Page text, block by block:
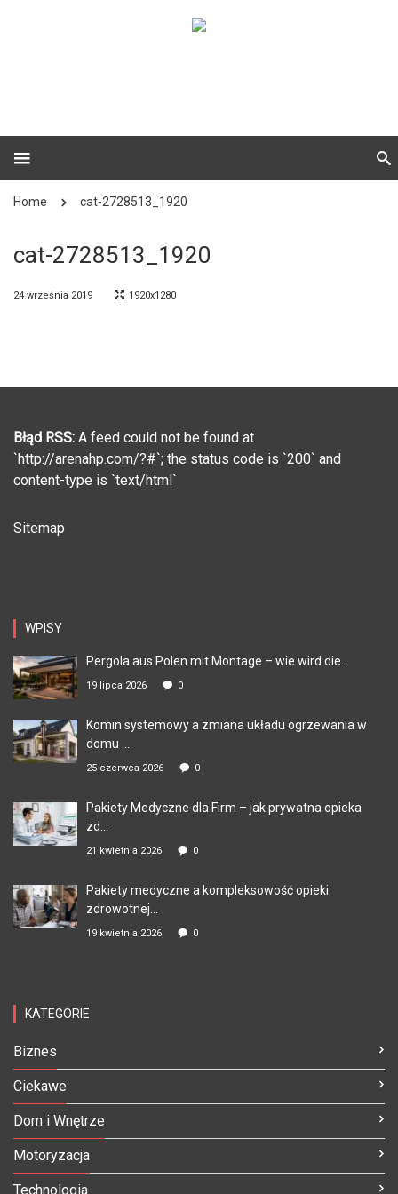
Home cat-2728513_1920
cat-2728513_1920
24 września 2019 1920x1280
Błąd RSS: A feed could not be found at
`http://arenahp.com/?#`; the status code is `200` and
content-type is `text/html`
Sitemap
WPISY
Pergola aus Polen mit Montage – wie wird die...
19 lipca 2026 0
Komin systemowy a zmiana układu ogrzewania w
domu ...
25 czerwca 2026 0
Pakiety Medyczne dla Firm – jak prywatna opieka
zd...
21 kwietnia 2026 0
Pakiety medyczne a kompleksowość opieki
zdrowotnej...
19 kwietnia 2026 0
KATEGORIE
Biznes
Ciekawe
Dom i Wnętrze
Motoryzacja
Technologia